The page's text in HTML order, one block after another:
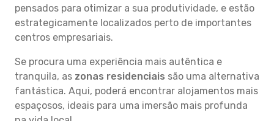
pensados para otimizar a sua produtividade, e estão
estrategicamente localizados perto de importantes
centros empresariais.
Se procura uma experiência mais autêntica e
tranquila, as zonas residenciais são uma alternativa
fantástica. Aqui, poderá encontrar alojamentos mais
espaçosos, ideais para uma imersão mais profunda